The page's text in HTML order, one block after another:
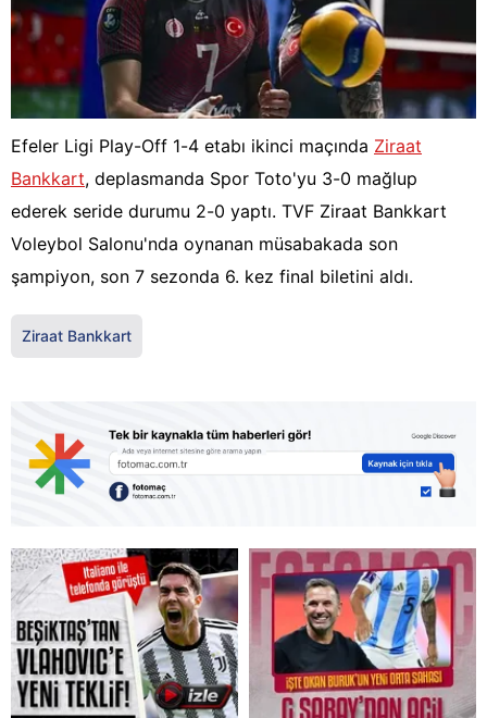
Efeler Ligi Play-Off 1-4 etabı ikinci maçında Ziraat
Bankkart, deplasmanda Spor Toto'yu 3-0 mağlup
ederek seride durumu 2-0 yaptı. TVF Ziraat Bankkart
Voleybol Salonu'nda oynanan müsabakada son
şampiyon, son 7 sezonda 6. kez final biletini aldı.
Ziraat Bankkart